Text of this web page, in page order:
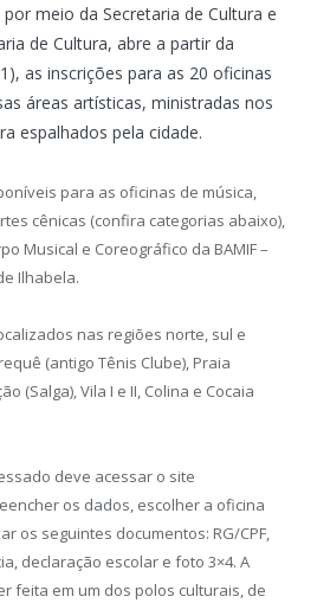
meio da Secretaria de Cultura e
de Cultura, abre a partir da
as inscrições para as 20 oficinas
áreas artísticas, ministradas nos
espalhados pela cidade.
para as oficinas de música,
cênicas (confira categorias abaixo),
Musical e Coreográfico da BAMIF –
Ilhabela.
nas regiões norte, sul e
(antigo Tênis Clube), Praia
(Salga), Vila I e II, Colina e Cocaia
deve acessar o site
os dados, escolher a oficina
os seguintes documentos: RG/CPF,
declaração escolar e foto 3×4. A
feita em um dos polos culturais, de